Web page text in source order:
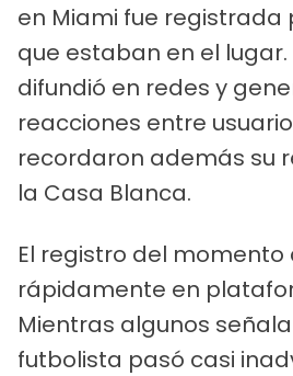
en Miami fue registrada
que estaban en el lugar.
difundió en redes y
reacciones entre
recordaron además su
la Casa Blanca.
El registro del momento
rápidamente en
Mientras algunos
futbolista pasó casi